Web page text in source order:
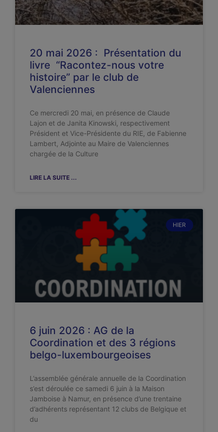
20 mai 2026 : Présentation du
livre “Racontez-nous votre
histoire” par le club de
Valenciennes
Ce mercredi 20 mai, en présence de Claude
Lajon et de Janita Kinowski, respectivement
Président et Vice-Présidente du RIE, de Fabienne
Lambert, Adjointe au Maire de Valenciennes
chargée de la Culture
LIRE LA SUITE ...
HIER
6 juin 2026 : AG de la
Coordination et des 3 régions
belgo-luxembourgeoises
L’assemblée générale annuelle de la Coordination
s’est déroulée ce samedi 6 juin à la Maison
Jamboise à Namur, en présence d’une trentaine
d’adhérents représentant 12 clubs de Belgique et
du